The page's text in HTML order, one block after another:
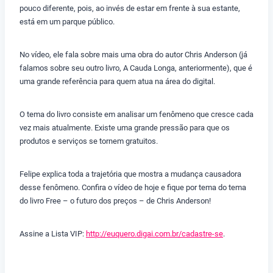
pouco diferente, pois, ao invés de estar em frente à sua estante,
está em um parque público.
No vídeo, ele fala sobre mais uma obra do autor Chris Anderson (já
falamos sobre seu outro livro, A Cauda Longa, anteriormente), que é
uma grande referência para quem atua na área do digital.
O tema do livro consiste em analisar um fenômeno que cresce cada
vez mais atualmente. Existe uma grande pressão para que os
produtos e serviços se tornem gratuitos.
Felipe explica toda a trajetória que mostra a mudança causadora
desse fenômeno. Confira o vídeo de hoje e fique por tema do tema
do livro Free – o futuro dos preços – de Chris Anderson!
Assine a Lista VIP: http://euquero.digai.com.br/cadastre-se.